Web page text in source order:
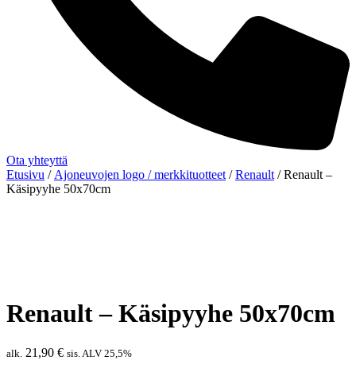
Ota yhteyttä
Etusivu / Ajoneuvojen logo / merkkituotteet /Renault / Renault –
Käsipyyhe 50x70cm
Renault – Käsipyyhe 50x70cm
alk. 21,90 € sis. ALV 25,5%